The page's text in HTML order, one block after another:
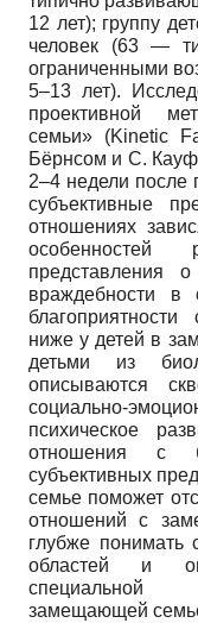
12 лет); группу
человек (63 —
ограниченными
5–13 лет).
проективной
семьи» (Kinetic
Бёрнсом и С.
2–4 недели после
субъективные
отношениях
особенностей
представления
враждебности
ниже у детей в
детьми из
описываются
социально-
психическое
отношения с
субъективных
семье поможет
отношений с
глубже понимать
областей и
специальной
замещающей